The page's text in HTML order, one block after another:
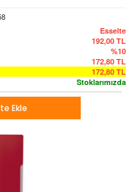
Esselte
192,00 TL
%10
172,80 TL
172,80 TL
Stoklarımızda
Ekle